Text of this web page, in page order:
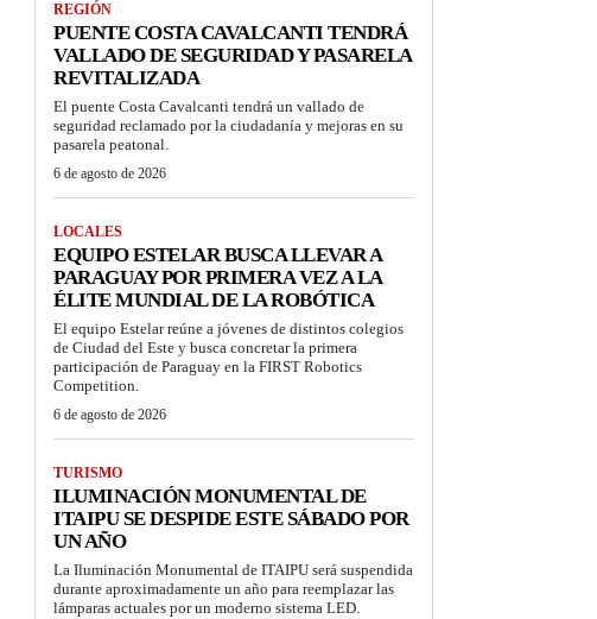
REGIÓN
PUENTE COSTA CAVALCANTI TENDRÁ
VALLADO DE SEGURIDAD Y PASARELA
REVITALIZADA
El puente Costa Cavalcanti tendrá un vallado de
seguridad reclamado por la ciudadanía y mejoras en su
pasarela peatonal.
6 de agosto de 2026
LOCALES
EQUIPO ESTELAR BUSCA LLEVAR A
PARAGUAY POR PRIMERA VEZ A LA
ÉLITE MUNDIAL DE LA ROBÓTICA
El equipo Estelar reúne a jóvenes de distintos colegios
de Ciudad del Este y busca concretar la primera
participación de Paraguay en la FIRST Robotics
Competition.
6 de agosto de 2026
TURISMO
ILUMINACIÓN MONUMENTAL DE
ITAIPU SE DESPIDE ESTE SÁBADO POR
UN AÑO
La Iluminación Monumental de ITAIPU será suspendida
durante aproximadamente un año para reemplazar las
lámparas actuales por un moderno sistema LED.